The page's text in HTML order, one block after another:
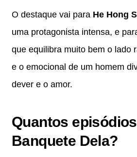
O destaque vai para He Hong
uma protagonista intensa, e
que equilibra muito bem o lado
e o emocional de um homem
dever e o amor.
Quantos
Banquete Dela?